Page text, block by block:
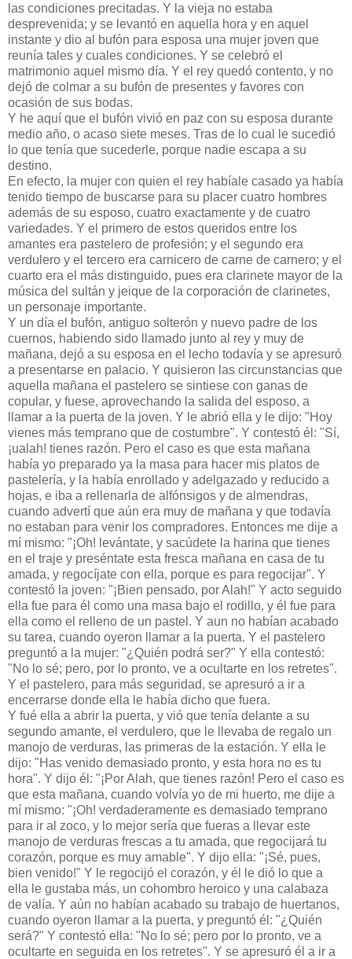
las condiciones precitadas. Y la vieja no estaba
desprevenida; y se levantó en aquella hora y en aquel
instante y dio al bufón para esposa una mujer joven que
reunía tales y cuales condiciones. Y se celebró el
matrimonio aquel mismo día. Y el rey quedó contento, y no
dejó de colmar a su bufón de presentes y favores con
ocasión de sus bodas.
Y he aquí que el bufón vivió en paz con su esposa durante
medio año, o acaso siete meses. Tras de lo cual le sucedió
lo que tenía que sucederle, porque nadie escapa a su
destino.
En efecto, la mujer con quien el rey habíale casado ya había
tenido tiempo de buscarse para su placer cuatro hombres
además de su esposo, cuatro exactamente y de cuatro
variedades. Y el primero de estos queridos entre los
amantes era pastelero de profesión; y el segundo era
verdulero y el tercero era carnicero de carne de carnero; y el
cuarto era el más distinguido, pues era clarinete mayor de la
música del sultán y jeique de la corporación de clarinetes,
un personaje importante.
Y un día el bufón, antiguo solterón y nuevo padre de los
cuernos, habiendo sido llamado junto al rey y muy de
mañana, dejó a su esposa en el lecho todavía y se apresuró
a presentarse en palacio. Y quisieron las circunstancias que
aquella mañana el pastelero se sintiese con ganas de
copular, y fuese, aprovechando la salida del esposo, a
llamar a la puerta de la joven. Y le abrió ella y le dijo: "Hoy
vienes más temprano que de costumbre". Y contestó él: "Sí,
¡ualah! tienes razón. Pero el caso es que esta mañana
había yo preparado ya la masa para hacer mis platos de
pastelería, y la había enrollado y adelgazado y reducido a
hojas, e iba a rellenarla de alfónsigos y de almendras,
cuando advertí que aún era muy de mañana y que todavía
no estaban para venir los compradores. Entonces me dije a
mí mismo: "¡Oh! levántate, y sacúdete la harina que tienes
en el traje y preséntate esta fresca mañana en casa de tu
amada, y regocíjate con ella, porque es para regocijar". Y
contestó la joven: "¡Bien pensado, por Alah!" Y acto seguido
ella fue para él como una masa bajo el rodillo, y él fue para
ella como el relleno de un pastel. Y aun no habían acabado
su tarea, cuando oyeron llamar a la puerta. Y el pastelero
preguntó a la mujer: "¿Quién podrá ser?" Y ella contestó:
"No lo sé; pero, por lo pronto, ve a ocultarte en los retretes".
Y el pastelero, para más seguridad, se apresuró a ir a
encerrarse donde ella le había dicho que fuera.
Y fué ella a abrir la puerta, y vió que tenía delante a su
segundo amante, el verdulero, que le llevaba de regalo un
manojo de verduras, las primeras de la estación. Y ella le
dijo: "Has venido demasiado pronto, y esta hora no es tu
hora". Y dijo él: "¡Por Alah, que tienes razón! Pero el caso es
que esta mañana, cuando volvía yo de mi huerto, me dije a
mí mismo: "¡Oh! verdaderamente es demasiado temprano
para ir al zoco, y lo mejor sería que fueras a llevar este
manojo de verduras frescas a tu amada, que regocijará tu
corazón, porque es muy amable". Y dijo ella: "¡Sé, pues,
bien venido!" Y le regocijó el corazón, y él le dió lo que a
ella le gustaba más, un cohombro heroico y una calabaza
de valía. Y aún no habían acabado su trabajo de huertanos,
cuando oyeron llamar a la puerta, y preguntó él: "¿Quién
será?" Y contestó ella: "No lo sé; pero por lo pronto, ve a
ocultarte en seguida en los retretes". Y se apresuró él a ir a